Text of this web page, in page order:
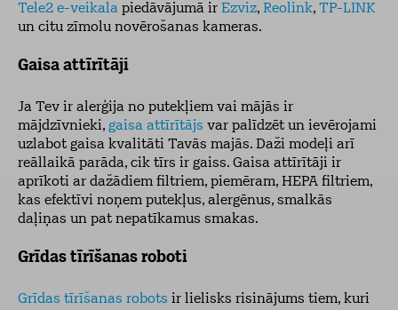
Tele2 e-veikala piedāvājumā ir Ezviz, Reolink, TP-LINK
un citu zīmolu novērošanas kameras.
Gaisa attīrītāji
Ja Tev ir alerģija no putekļiem vai mājās ir
mājdzīvnieki, gaisa attīrītājs var palīdzēt un ievērojami
uzlabot gaisa kvalitāti Tavās majās. Daži modeļi arī
reāllaikā parāda, cik tīrs ir gaiss. Gaisa attīrītāji ir
aprīkoti ar dažādiem filtriem, piemēram, HEPA filtriem,
kas efektīvi noņem putekļus, alergēnus, smalkās
daļiņas un pat nepatīkamus smakas.
Grīdas tīrīšanas roboti
Grīdas tīrīšanas robots ir lielisks risinājums tiem, kuri